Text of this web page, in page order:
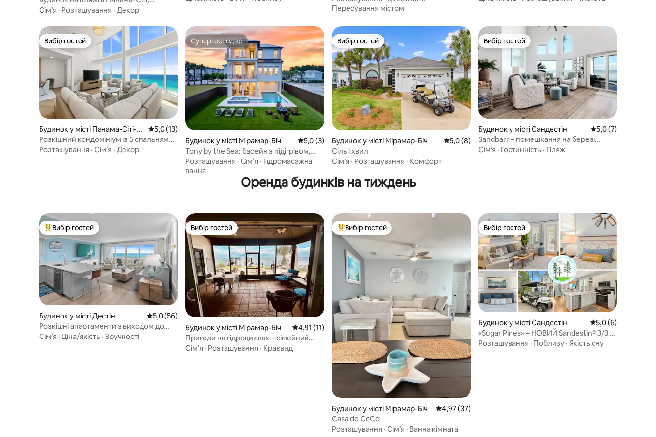
приватний басейн, кухня шеф-кухаря
Сім’я · Розташування · Декор
Пересування містом
Вибір гостей
Вибір гостей
Будинок у місті Панама-Сіті-Бі
ч
Середня оцінка: 5,0 з 5, відгуки: 13
5,0 (13)
Розкішний кондомініум із 5 спальнями,
вид на затоку, Панама-Сіті-Біч
Розташування · Сім’я · Декор
Супергосподар
Супергосподар
Будинок у місті Мірамар-Біч Середня оцінка: 5,0 з 5, відгуки: 3
5,0 (3)
Tony by the Sea: басейн з підігрівом,
гольф-карт, приватний пляж
Розташування · Сім’я · Гідромасажна
ванна
Вибір гостей
Вибір гостей
Будинок у місті Мірамар-Біч Середня оцінка: 5,0 з 5, відгуки: 8
5,0 (8)
Сіль і хвилі
Сім’я · Розташування · Комфорт
Вибір гостей
Вибір гостей
Будинок у місті Сандестін Середня оцінка:
5,0 (7)
Sandbarr – помешкання на березі
затоки з гольф-каром!
Сім’я · Гостинність · Пляж
Оренда будинків на тиждень
Топ вибір гостей
Вибір гостей
Будинок у місті Дестін Середня оцінка: 5,0 з 5, відгуки: 56
5,0 (56)
Розкішні апартаменти з виходом до
пляжу
Сім’я · Ціна/якість · Зручності
Вибір гостей
Вибір гостей
Будинок у місті Мірамар-Біч Середня оцінка: 4,91 з 5, відгуки: 11
4,91 (11)
Пригоди на гідроциклах – сімейний
відпочинок
Сім’я · Розташування · Краєвид
Топ вибір гостей
Вибір гостей
Будинок у місті Мірамар-Біч Середня оцінка: 4,97 з 5, відгуки: 37
4,97 (37)
Casa de CoCo
Розташування · Сім’я · Ванна кімната
Вибір гостей
Вибір гостей
Будинок у місті Сандестін Середня оцінка:
5,0 (6)
«Sugar Pines» – НОВИЙ Sandestin® 3/3 з
гольф-каром!
Розташування · Поблизу · Якість сну